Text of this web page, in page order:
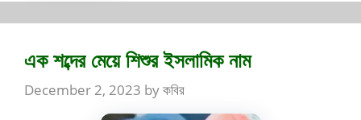
এক শব্দের মেয়ে শিশুর ইসলামিক নাম
December 2, 2023 byকবির